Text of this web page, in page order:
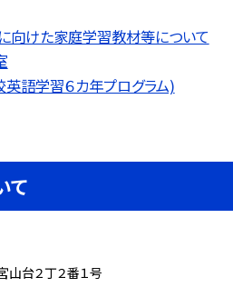
けた家庭学習教材等について
英語学習６カ年プログラム)
て
台２丁２番１号